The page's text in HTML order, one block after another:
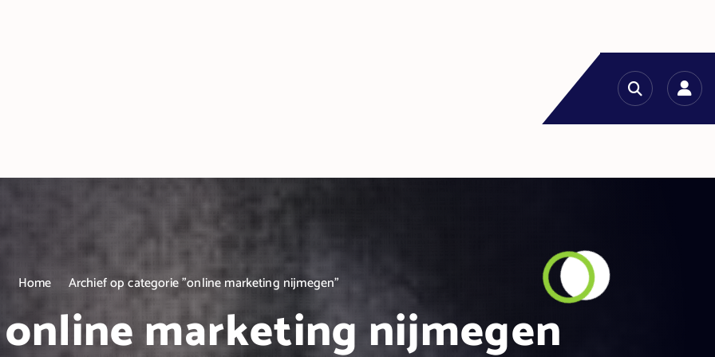
Home Archief op categorie "online marketing nijmegen"
marketing nijmegen